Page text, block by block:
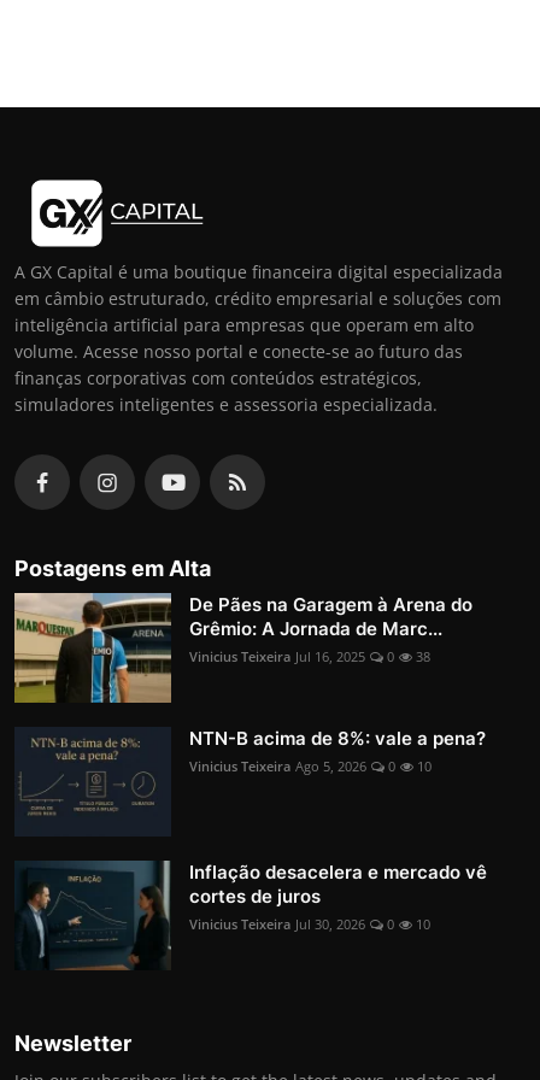
A GX Capital é uma boutique financeira digital especializada
em câmbio estruturado, crédito empresarial e soluções com
inteligência artificial para empresas que operam em alto
volume. Acesse nosso portal e conecte-se ao futuro das
finanças corporativas com conteúdos estratégicos,
simuladores inteligentes e assessoria especializada.
Postagens em Alta
De Pães na Garagem à Arena do
Grêmio: A Jornada de Marc...
Vinicius Teixeira Jul 16, 2025 0 38
NTN-B acima de 8%: vale a pena?
Vinicius Teixeira Ago 5, 2026 0 10
Inflação desacelera e mercado vê
cortes de juros
Vinicius Teixeira Jul 30, 2026 0 10
Newsletter